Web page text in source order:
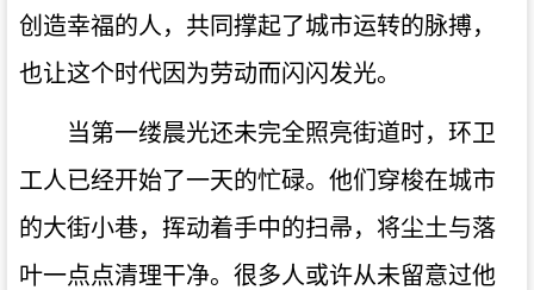
创造幸福的人，共同撑起了城市运转的脉搏，
也让这个时代因为劳动而闪闪发光。
当第一缕晨光还未完全照亮街道时，环卫
工人已经开始了一天的忙碌。他们穿梭在城市
的大街小巷，挥动着手中的扫帚，将尘土与落
叶一点点清理干净。很多人或许从未留意过他